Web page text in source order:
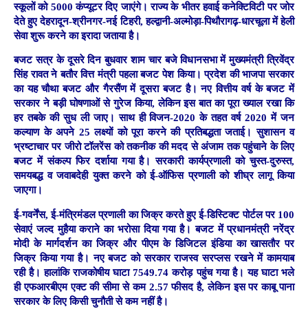
स्कूलों को 5000 कंप्यूटर दिए जाएंगे। राज्य के भीतर हवाई कनेक्टिविटी पर जोर
देते हुए देहरादून-श्रीनगर-नई टिहरी, हल्द्वानी-अल्मोड़ा-पिथौरागढ़-धारचूला में हेली
सेवा शुरू करने का इरादा जताया है।
बजट सत्र के दूसरे दिन बुधवार शाम चार बजे विधानसभा में मुख्यमंत्री त्रिवेंद्र
सिंह रावत ने बतौर वित्त मंत्री पहला बजट पेश किया। प्रदेश की भाजपा सरकार
का यह चौथा बजट और गैरसैंण में दूसरा बजट है। नए वित्तीय वर्ष के बजट में
सरकार ने बड़ी घोषणाओं से गुरेज किया, लेकिन इस बात का पूरा ख्याल रखा कि
हर तबके की सुध ली जाए। साथ ही विजन-2020 के तहत वर्ष 2020 में जन
कल्याण के अपने 25 लक्ष्यों को पूरा करने की प्रतिबद्धता जताई। सुशासन व
भ्रष्टाचार पर जीरो टॉलरेंस को तकनीक की मदद से अंजाम तक पहुंचाने के लिए
बजट में संकल्प फिर दर्शाया गया है। सरकारी कार्यप्रणाली को चुस्त-दुरुस्त,
समयबद्ध व जवाबदेही युक्त करने को ई-ऑफिस प्रणाली को शीघ्र लागू किया
जाएगा।
ई-गवर्नेंस, ई-मंत्रिमंडल प्रणाली का जिक्र करते हुए ई-डिस्टिक्ट पोर्टल पर 100
सेवाएं जल्द मुहैया कराने का भरोसा दिया गया है। बजट में प्रधानमंत्री नरेंद्र
मोदी के मार्गदर्शन का जिक्र और पीएम के डिजिटल इंडिया का खासतौर पर
जिक्र किया गया है। नए बजट को सरकार राजस्व सरप्लस रखने में कामयाब
रही है। हालांकि राजकोषीय घाटा 7549.74 करोड़ पहुंच गया है। यह घाटा भले
ही एफआरबीएम एक्ट की सीमा से कम 2.57 फीसद है, लेकिन इस पर काबू पाना
सरकार के लिए किसी चुनौती से कम नहीं है।